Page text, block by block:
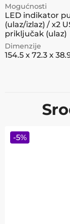
Mogućnosti
LED indikator
(ulaz/izlaz) / x2
priključak (ulaz)
Dimenzije
154.5 x 72.3 x
-5%